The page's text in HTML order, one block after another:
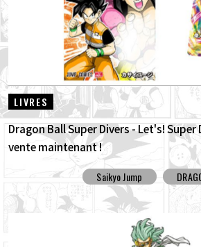
LIVRES
Dragon Ball Super Divers - Let's! Super
vente maintenant !
Saikyo Jump